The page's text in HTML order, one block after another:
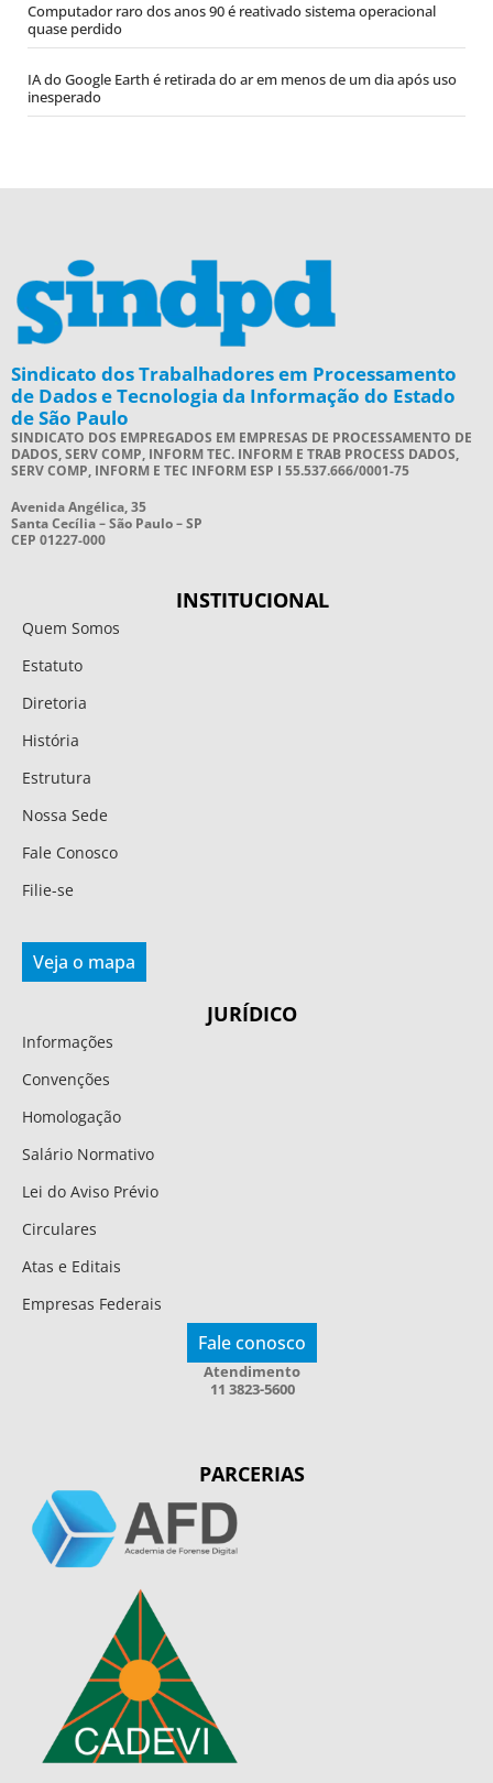
Computador raro dos anos 90 é reativado sistema operacional
quase perdido
IA do Google Earth é retirada do ar em menos de um dia após uso
inesperado
Sindicato dos Trabalhadores em Processamento
de Dados e Tecnologia da Informação do Estado
de São Paulo
SINDICATO DOS EMPREGADOS EM EMPRESAS DE PROCESSAMENTO DE
DADOS, SERV COMP, INFORM TEC. INFORM E TRAB PROCESS DADOS,
SERV COMP, INFORM E TEC INFORM ESP I 55.537.666/0001-75
Avenida Angélica, 35
Santa Cecília – São Paulo – SP
CEP 01227-000
INSTITUCIONAL
Quem Somos
Estatuto
Diretoria
História
Estrutura
Nossa Sede
Fale Conosco
Filie-se
Veja o mapa
JURÍDICO
Informações
Convenções
Homologação
Salário Normativo
Lei do Aviso Prévio
Circulares
Atas e Editais
Empresas Federais
Fale conosco
Atendimento
11 3823-5600
PARCERIAS